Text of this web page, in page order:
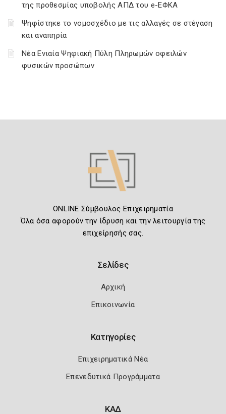
της προθεσμίας υποβολής ΑΠΔ του e-ΕΦΚΑ
Ψηφίστηκε το νομοσχέδιο με τις αλλαγές σε στέγαση
και αναπηρία
Νέα Ενιαία Ψηφιακή Πύλη Πληρωμών οφειλών
φυσικών προσώπων
ONLINE Σύμβουλος Επιχειρηματία
Όλα όσα αφορούν την ίδρυση και την λειτουργία της
επιχείρησής σας.
Σελίδες
Αρχική
Επικοινωνία
Κατηγορίες
Επιχειρηματικά Νέα
Επενεδυτικά Προγράμματα
ΚΑΔ